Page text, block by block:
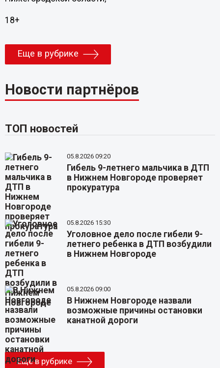
18+
Еще в рубрике
Новости партнёров
ТОП новостей
05.8.2026 09:20
Гибель 9-летнего мальчика в ДТП
в Нижнем Новгороде проверяет
прокуратура
05.8.2026 15:30
Уголовное дело после гибели 9-
летнего ребенка в ДТП возбудили
в Нижнем Новгороде
05.8.2026 09:00
В Нижнем Новгороде назвали
возможные причины остановки
канатной дороги
Еще в рубрике